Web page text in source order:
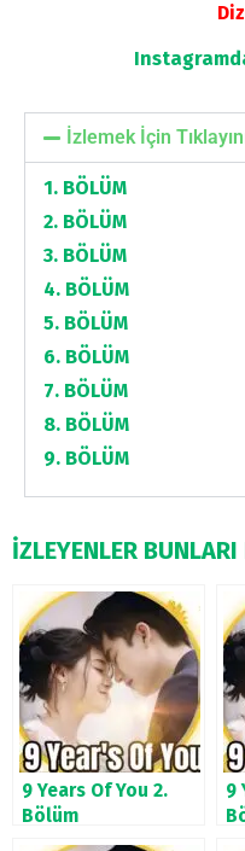
İzlemek İçin
1. BÖLÜM
2. BÖLÜM
3. BÖLÜM
4. BÖLÜM
5. BÖLÜM
6. BÖLÜM
7. BÖLÜM
8. BÖLÜM
9. BÖLÜM
İZLEYENLER
9 Years Of You 2.
Bölüm
9